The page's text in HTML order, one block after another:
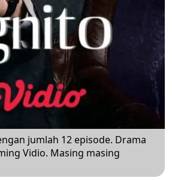
jumlah 12 episode. Drama
Vidio. Masing masing